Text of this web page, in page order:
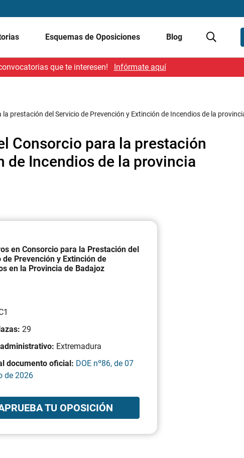
Esquemas de Oposiciones Blog
que te interesen! Infórmate aquí
prestación del Servicio de Prevención y Extinción de Incendios de la
Consorcio para la prestación
de Incendios de la provincia
en Consorcio para la Prestación del
de Prevención y Extinción de
en la Provincia de Badajoz
29
Extremadura
documento oficial: DOE nº86, de 07
de 2026
TU OPOSICIÓN